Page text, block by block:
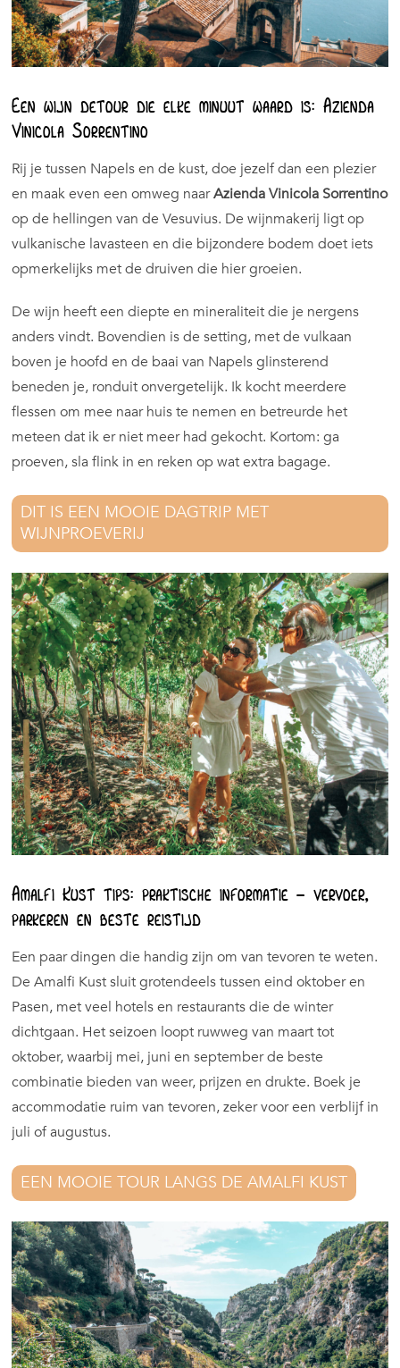
Een wijn detour die elke minuut waard is: Azienda
Vinicola Sorrentino
Rij je tussen Napels en de kust, doe jezelf dan een plezier
en maak even een omweg naarAzienda Vinicola Sorrentino
op de hellingen van de Vesuvius. De wijnmakerij ligt op
vulkanische lavasteen en die bijzondere bodem doet iets
opmerkelijks met de druiven die hier groeien.
De wijn heeft een diepte en mineraliteit die je nergens
anders vindt. Bovendien is de setting, met de vulkaan
boven je hoofd en de baai van Napels glinsterend
beneden je, ronduit onvergetelijk. Ik kocht meerdere
flessen om mee naar huis te nemen en betreurde het
meteen dat ik er niet meer had gekocht. Kortom: ga
proeven, sla flink in en reken op wat extra bagage.
DIT IS EEN MOOIE DAGTRIP MET
WIJNPROEVERIJ
Amalfi Kust tips: praktische informatie – vervoer,
parkeren en beste reistijd
Een paar dingen die handig zijn om van tevoren te weten.
De Amalfi Kust sluit grotendeels tussen eind oktober en
Pasen, met veel hotels en restaurants die de winter
dichtgaan. Het seizoen loopt ruwweg van maart tot
oktober, waarbij mei, juni en september de beste
combinatie bieden van weer, prijzen en drukte. Boek je
accommodatie ruim van tevoren, zeker voor een verblijf in
juli of augustus.
EEN MOOIE TOUR LANGS DE AMALFI KUST